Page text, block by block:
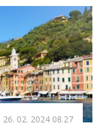
26. 02. 2024 08.27